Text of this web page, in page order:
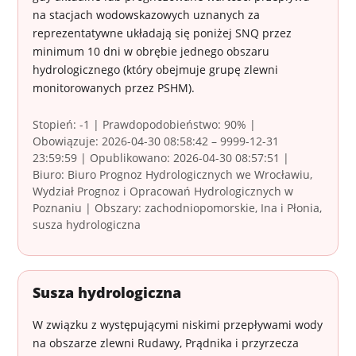
na stacjach wodowskazowych uznanych za
reprezentatywne układają się poniżej SNQ przez
minimum 10 dni w obrębie jednego obszaru
hydrologicznego (który obejmuje grupę zlewni
monitorowanych przez PSHM).
Stopień: -1 | Prawdopodobieństwo: 90% |
Obowiązuje: 2026-04-30 08:58:42 – 9999-12-31
23:59:59 | Opublikowano: 2026-04-30 08:57:51 |
Biuro: Biuro Prognoz Hydrologicznych we Wrocławiu,
Wydział Prognoz i Opracowań Hydrologicznych w
Poznaniu | Obszary: zachodniopomorskie, Ina i Płonia,
susza hydrologiczna
Susza hydrologiczna
W związku z występującymi niskimi przepływami wody
na obszarze zlewni Rudawy, Prądnika i przyrzecza